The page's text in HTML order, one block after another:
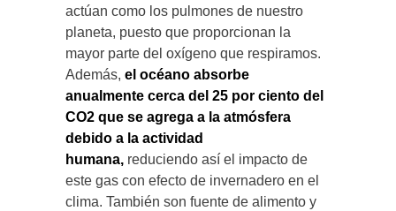
actúan como los pulmones de nuestro
planeta, puesto que proporcionan la
mayor parte del oxígeno que respiramos.
Además, el océano absorbe
anualmente cerca del 25 por ciento del
CO2 que se agrega a la atmósfera
debido a la actividad
humana, reduciendo así el impacto de
este gas con efecto de invernadero en el
clima. También son fuente de alimento y